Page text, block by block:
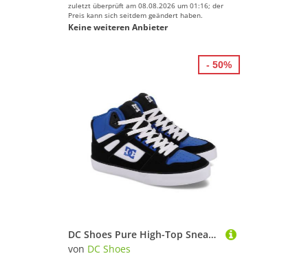
zuletzt überprüft am 08.08.2026 um 01:16; der
Preis kann sich seitdem geändert haben.
Keine weiteren Anbieter
DC Shoes Pure High-Top Sneaker
von DC Shoes
- 50%